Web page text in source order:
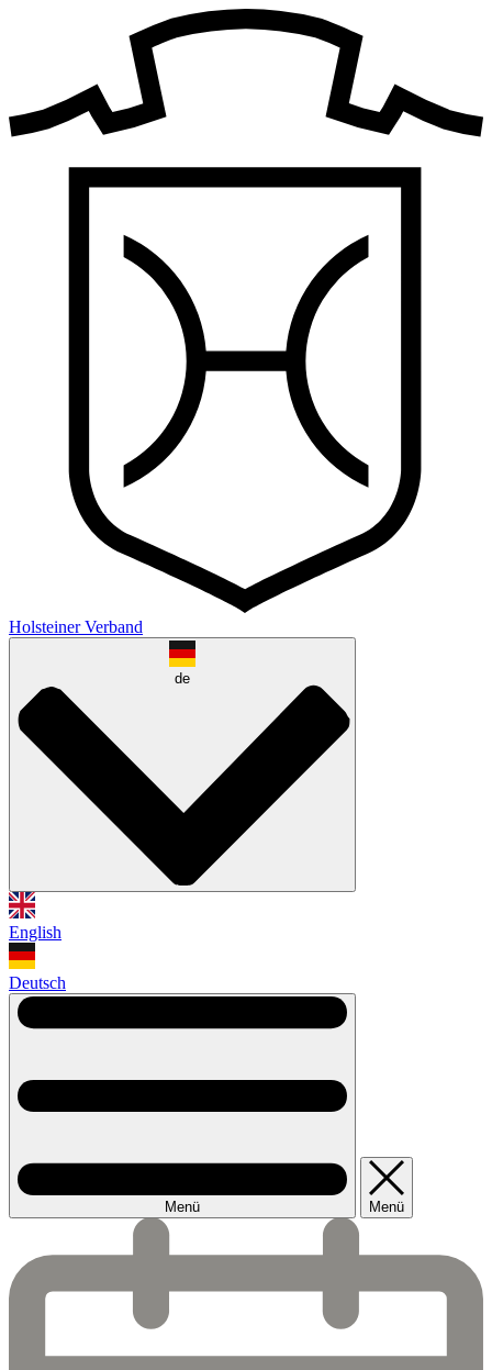
Holsteiner Verband
de
English
Deutsch
Menü Menü